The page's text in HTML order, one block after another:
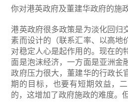
你对港英政府及董建华政府的施
港英政府很多政策是为淡化回归
素而设计的（联系汇率、以高地
对稳定人心是起作用的。现在的
面是泡沫经济，一方面是亚洲金
政府压力很大，董建华的行政长
期的目标，也要有短期效益，
的，这增加了政府施政的难度。